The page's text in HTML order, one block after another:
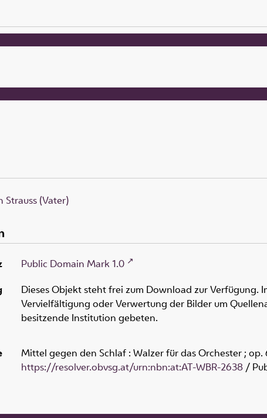
Strauss (Vater)
Public Domain Mark 1.0
Dieses Objekt steht frei zum Download zur
Vervielfältigung oder Verwertung der Bilder um
besitzende Institution gebeten.
Mittel gegen den Schlaf : Walzer für das Orchester ;
https://resolver.obvsg.at/urn:nbn:at:AT-WBR-2638 /